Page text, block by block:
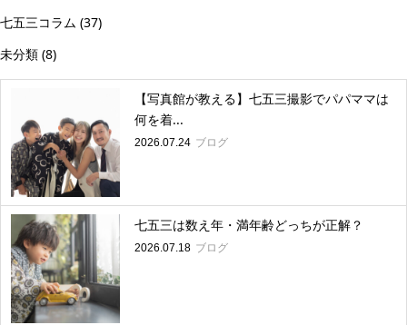
七五三コラム (37)
未分類 (8)
【写真館が教える】七五三撮影でパパママは
何を着...
2026.07.24 ブログ
七五三は数え年・満年齢どっちが正解？
2026.07.18 ブログ